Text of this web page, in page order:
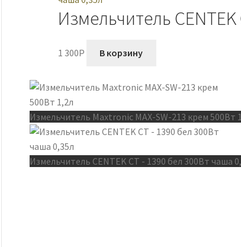
Измельчитель
1 300P В корзину
Измельчитель Maxtronic MAX-SW-213 крем 500Вт
Измельчитель CENTEK CT - 1390 бел 300Вт чаша